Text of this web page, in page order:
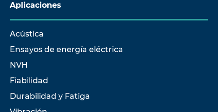
Aplicaciones
Acústica
Ensayos de energía eléctrica
NVH
Fiabilidad
Durabilidad y Fatiga